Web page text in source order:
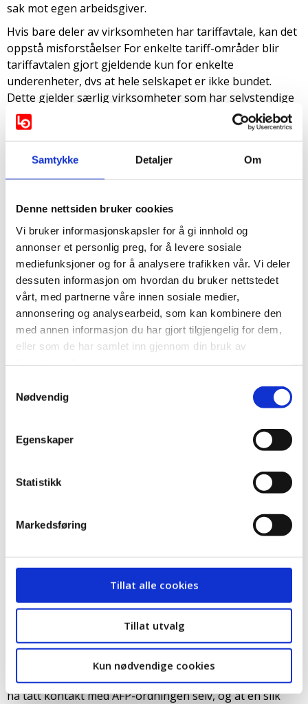
Samtykke Detaljer Om
Denne nettsiden bruker cookies
Vi bruker informasjonskapsler for å gi innhold og
annonser et personlig preg, for å levere sosiale
mediefunksjoner og for å analysere trafikken vår. Vi deler
dessuten informasjon om hvordan du bruker nettstedet
vårt, med partnerne våre innen sosiale medier,
annonsering og analysearbeid, som kan kombinere den
med annen informasjon du har gjort tilgjengelig for dem,
eller som de har samlet inn gjennom din bruk av
Nødvendig
Egenskaper
Statistikk
Markedsføring
Tillat alle cookies
Tillat utvalg
Kun nødvendige cookies
sak mot egen arbeidsgiver.
Hvis bare deler av virksomheten har tariffavtale, kan det
oppstå misforståelser For enkelte tariff-områder blir
tariffavtalen gjort gjeldende kun for enkelte
underenheter, dvs at hele selskapet er ikke bundet.
Dette gjelder særlig virksomheter som har selvstendige
avdelinger som er lokalisert på ulike steder. Dette var
tilfellet for de to arbeidstakerne. Selskapet var delt inn i
gjeldende for alle underenhetene.
Arbeidstakerne hadde ingen kunnskap om hvilken
selskapets organisasjonsnummer angitt. De arbeidet
også i en avdeling som ikke var registrert som en
selvstendig underenhet i enhetsregisteret.
Arbeidstakerne trodde derfor at de var knyttet til
hovedkontoret som hadde tariffavtale.
Forbundet fikk ikke noe svar fra arbeidsgiver De to
arbeidstakerne organiserte seg i 2015. Forbundet
selv ikke oversikt, og kunne derfor ikke gi noe svar.
Personalavdelingen hadde faktisk tidligere forsøkt å få
de ansatte organiserte seg. Forbundet trodde imidlertid
derfor ikke fremmet noe krav om tariffavtale.
Tingretten mente forbundet og arbeidstakerne burde
ha undersøkt bedre selv Høsten 2015 ble det avholdt
møte mellom forbundet og daglig leder. Etter møtet
alt i orden. Det viste seg at det var helt feil.
Arbeidstakeren var ikke knyttet til den enheten
knyttet til ordningen. Spørsmålet i saken var hvem som
burde ha sørger for å avklare de faktiske forhold.
Tingretten la til grunn at arbeidsgiver ikke hadde noen
plikt til å oppklare hvilken enhet arbeidstakerne var
knyttet til. Tingretten viste til at arbeidstakerne kunne
ha tatt kontakt med AFP-ordningen selv, og at en slik